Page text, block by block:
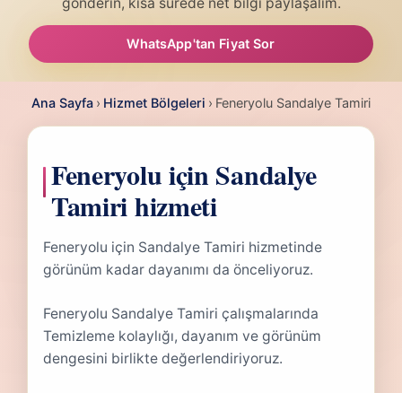
gönderin, kısa sürede net bilgi paylaşalım.
WhatsApp'tan Fiyat Sor
Ana Sayfa › Hizmet Bölgeleri › Feneryolu Sandalye Tamiri
Feneryolu için Sandalye
Tamiri hizmeti
Feneryolu için Sandalye Tamiri hizmetinde
görünüm kadar dayanımı da önceliyoruz.
Feneryolu Sandalye Tamiri çalışmalarında
Temizleme kolaylığı, dayanım ve görünüm
dengesini birlikte değerlendiriyoruz.